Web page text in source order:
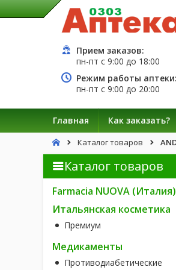
Прием заказов:
пн-пт с9:00 до 18:00
Режим работы аптеки:
пн-пт с9:00 до 20:00
Главная Как заказать?
Каталог товаров
Каталог товаров
Farmacia NUOVA (Италия)
Итальянская косметика
Премиум
Медикаменты
Противодиабетические